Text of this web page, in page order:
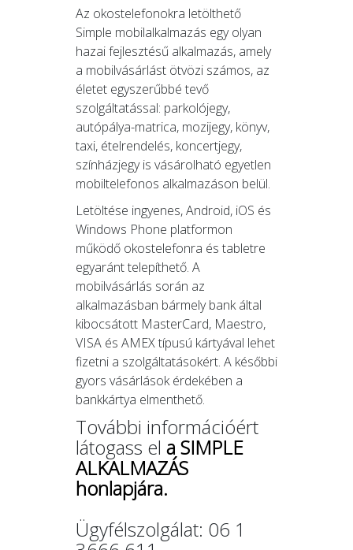
Az okostelefonokra letölthető
Simple mobilalkalmazás egy olyan
hazai fejlesztésű alkalmazás, amely
a mobilvásárlást ötvözi számos, az
életet egyszerűbbé tevő
szolgáltatással: parkolójegy,
autópálya-matrica, mozijegy, könyv,
taxi, ételrendelés, koncertjegy,
színházjegy is vásárolható egyetlen
mobiltelefonos alkalmazáson belül.
Letöltése ingyenes, Android, iOS és
Windows Phone platformon
működő okostelefonra és tabletre
egyaránt telepíthető. A
mobilvásárlás során az
alkalmazásban bármely bank által
kibocsátott MasterCard, Maestro,
VISA és AMEX típusú kártyával lehet
fizetni a szolgáltatásokért. A későbbi
gyors vásárlások érdekében a
bankkártya elmenthető.
További információért
látogass el a SIMPLE
ALKALMAZÁS
honlapjára.
Ügyfélszolgálat: 06 1